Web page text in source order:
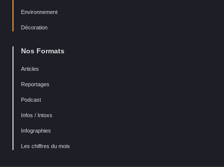
Environnement
Décoration
Nos Formats
Articles
Reportages
Podcast
Infos / Intoxs
Infographies
Les chiffres du mois